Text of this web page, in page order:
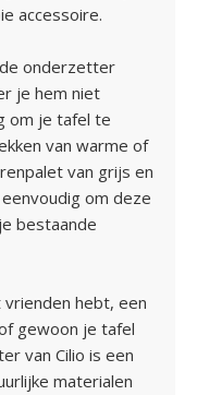
accessoire.
onderzetter
je hem niet
om je tafel te
van warme of
van grijs en
om deze
bestaande
hebt, een
gewoon je tafel
van Cilio is een
materialen